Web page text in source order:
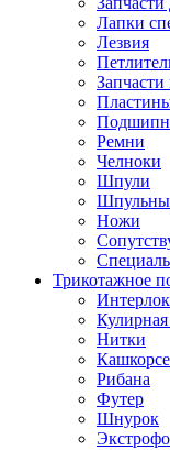
Лапки
Лезвия
Ремни
Челноки
Шпули
Ножи
Трикотажное
Интерлок
Кулирная
Нитки
Кашкорсе
Рибана
Футер
Шнурок